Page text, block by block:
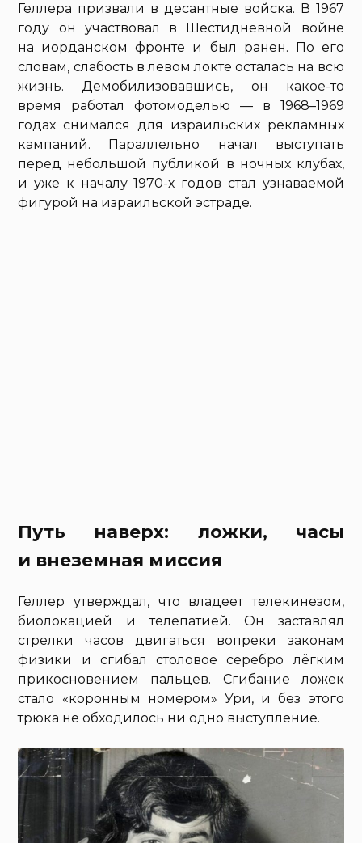
Геллера призвали в десантные войска. В 1967
году он участвовал в Шестидневной войне
на иорданском фронте и был ранен. По его
словам, слабость в левом локте осталась на всю
жизнь. Демобилизовавшись, он какое-то
время работал фотомоделью — в 1968–1969
годах снимался для израильских рекламных
кампаний. Параллельно начал выступать
перед небольшой публикой в ночных клубах,
и уже к началу 1970-х годов стал узнаваемой
фигурой на израильской эстраде.
Путь наверх: ложки, часы
и внеземная миссия
Геллер утверждал, что владеет телекинезом,
биолокацией и телепатией. Он заставлял
стрелки часов двигаться вопреки законам
физики и сгибал столовое серебро лёгким
прикосновением пальцев. Сгибание ложек
стало «коронным номером» Ури, и без этого
трюка не обходилось ни одно выступление.